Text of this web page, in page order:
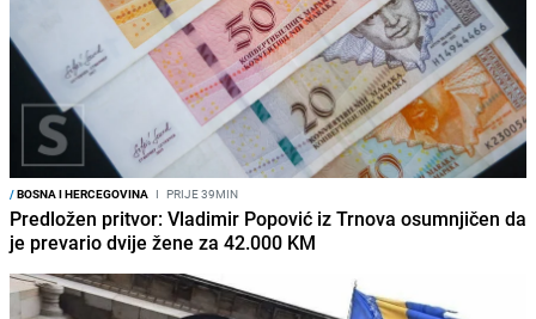
/BOSNA I HERCEGOVINA I PRIJE 39MIN
Predložen pritvor: Vladimir Popović iz Trnova osumnjičen da
je prevario dvije žene za 42.000 KM